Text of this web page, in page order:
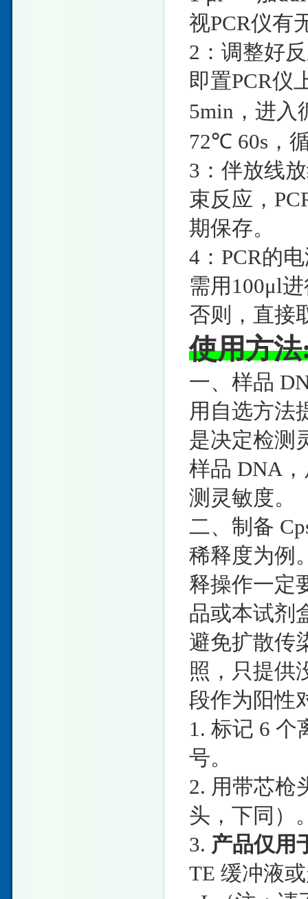
视PCR仪有
2：调整好
即置PCR仪
5min，进
72℃ 60s，
3：伴放线
束反应，
期保存。
4：PCR的
需用100μl
否则，直接
使用方
一、样品
用自选方法
是决定检测
样品 DNA
测灵敏度。
二、制备
稀释度为例
释操作一定
品或本试剂
避免扩散传
照，只提供
段作为阳性
1. 标记 6 个
号。
2. 用带芯枪
头，下同）
3. 产品仅用
TE 缓冲液